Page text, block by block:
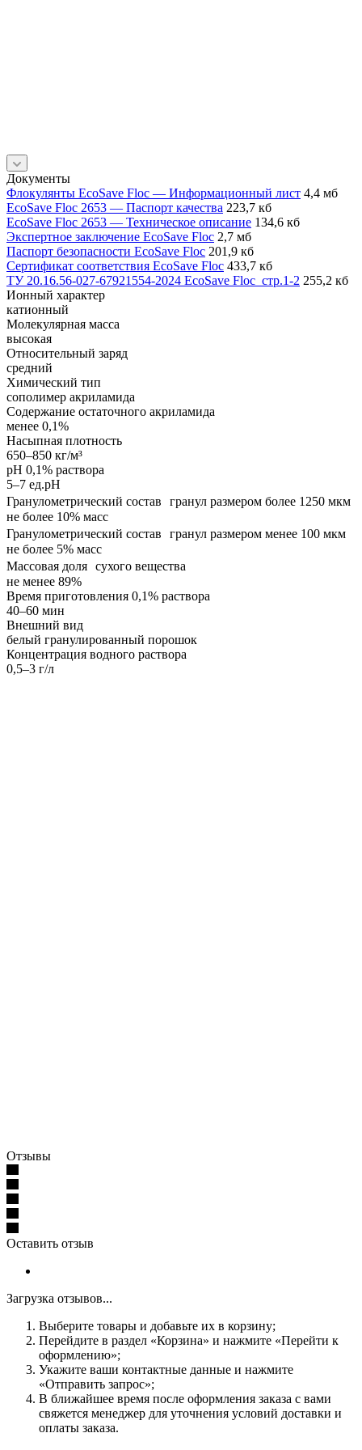
Документы
Флокулянты EcoSave Floc — Информационный лист 4,4 мб
EcoSave Floc 2653 — Паспорт качества 223,7 кб
EcoSave Floc 2653 — Техническое описание 134,6 кб
Экспертное заключение EcoSave Floc 2,7 мб
Паспорт безопасности EcoSave Floc 201,9 кб
Сертификат соответствия EcoSave Floc 433,7 кб
ТУ 20.16.56-027-67921554-2024 EcoSave Floc_стр.1-2 255,2 кб
Ионный характер
катионный
Молекулярная масса
высокая
Относительный заряд
средний
Химический тип
сополимер акриламида
Содержание остаточного акриламида
менее 0,1%
Насыпная плотность
650–850 кг/м³
pH 0,1% раствора
5–7 ед.pH
Гранулометрический состав гранул размером более 1250 мкм
не более 10% масс
Гранулометрический состав гранул размером менее 100 мкм
не более 5% масс
Массовая доля сухого вещества
не менее 89%
Время приготовления 0,1% раствора
40–60 мин
Внешний вид
белый гранулированный порошок
Концентрация водного раствора
0,5–3 г/л
Отзывы
Оставить отзыв
Загрузка отзывов...
Выберите товары и добавьте их в корзину;
Перейдите в раздел «Корзина» и нажмите «Перейти к
оформлению»;
Укажите ваши контактные данные и нажмите
«Отправить запрос»;
В ближайшее время после оформления заказа с вами
свяжется менеджер для уточнения условий доставки и
оплаты заказа.